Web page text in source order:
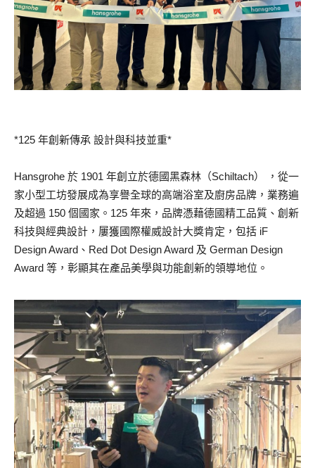
*125 年創新傳承 設計與科技並重*
Hansgrohe 於 1901 年創立於德國黑森林（Schiltach） ，從一
家小型工坊發展成為享譽全球的高端浴室及廚房品牌，業務遍
及超過 150 個國家。125 年來，品牌憑藉德國精工品質、創新
科技與經典設計，屢獲國際權威設計大獎肯定，包括 iF
Design Award、Red Dot Design Award 及 German Design
Award 等，彰顯其在產品美學與功能創新的領導地位。